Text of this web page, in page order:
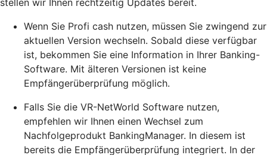
Wenn Sie Profi cash nutzen, müssen Sie zwingend zur
aktuellen Version wechseln. Sobald diese verfügbar
ist, bekommen Sie eine Information in Ihrer Banking-
Software. Mit älteren Versionen ist keine
Empfängerüberprüfung möglich.
Falls Sie die VR-NetWorld Software nutzen,
empfehlen wir Ihnen einen Wechsel zum
Nachfolgeprodukt BankingManager. In diesem ist
bereits die Empfängerüberprüfung integriert. In der